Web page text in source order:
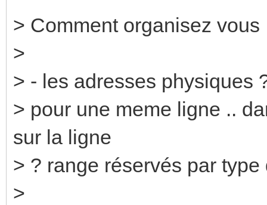
> Comment organisez vous
>
> - les adresses physiques
> pour une meme ligne ..
sur la ligne
> ? range réservés par
>